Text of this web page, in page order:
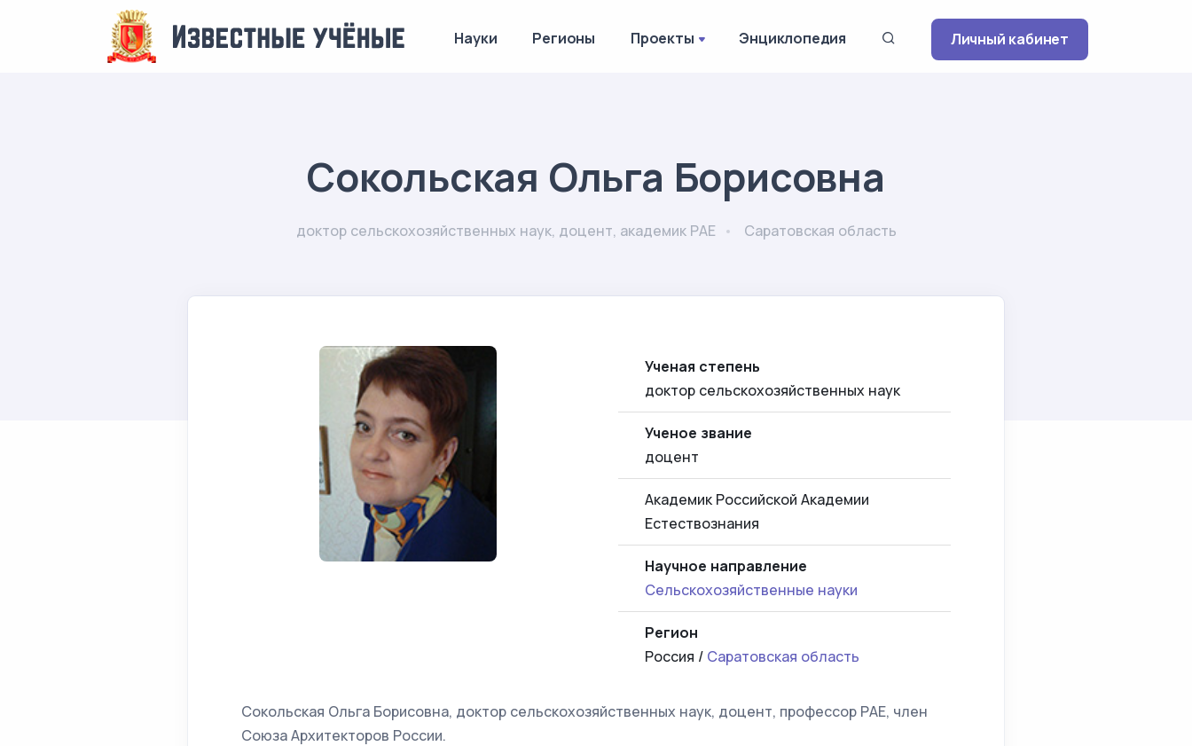
Науки Регионы Проекты Энциклопедия Личный кабинет
Сокольская Ольга Борисовна
доктор сельскохозяйственных наук, доцент, академик РАЕ Саратовская область
Ученая степень
доктор сельскохозяйственных наук
Ученое звание
доцент
Академик Российской Академии
Естествознания
Научное направление
Сельскохозяйственные науки
Регион
Россия / Саратовская область
Сокольская Ольга Борисовна, доктор сельскохозяйственных наук, доцент, профессор РАЕ, член
Союза Архитекторов России.